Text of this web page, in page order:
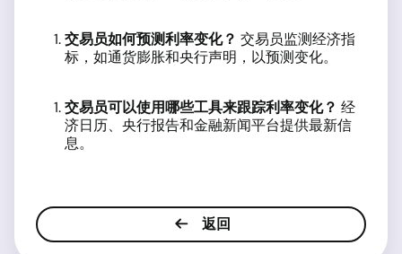
交易员如何预测利率变化？ 交易员监测经济指
标，如通货膨胀和央行声明，以预测变化。
交易员可以使用哪些工具来跟踪利率变化？ 经
济日历、央行报告和金融新闻平台提供最新信
息。
返回